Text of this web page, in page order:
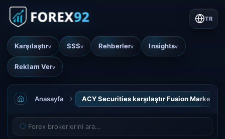
Karşılaştırv SSSv Rehberlerv Insightsv
Reklam Verv
TR
Anasayfa ACY Securities karşılaştır Fusion Markets